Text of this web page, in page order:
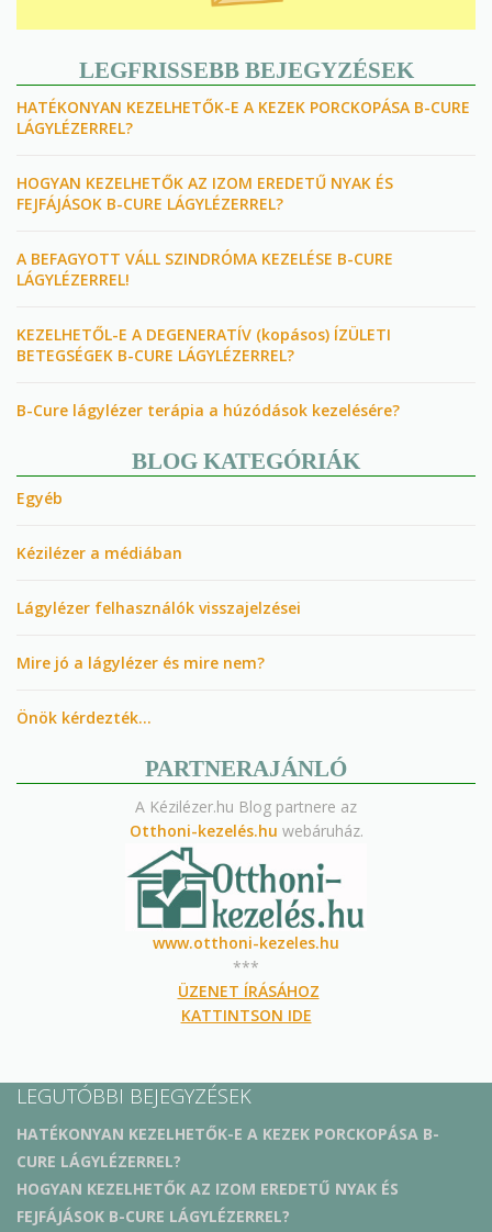
LEGFRISSEBB BEJEGYZÉSEK
HATÉKONYAN KEZELHETŐK-E A KEZEK PORCKOPÁSA B-CURE
LÁGYLÉZERREL?
HOGYAN KEZELHETŐK AZ IZOM EREDETŰ NYAK ÉS
FEJFÁJÁSOK B-CURE LÁGYLÉZERREL?
A BEFAGYOTT VÁLL SZINDRÓMA KEZELÉSE B-CURE
LÁGYLÉZERREL!
KEZELHETŐL-E A DEGENERATÍV (kopásos) ÍZÜLETI
BETEGSÉGEK B-CURE LÁGYLÉZERREL?
B-Cure lágylézer terápia a húzódások kezelésére?
BLOG KATEGÓRIÁK
Egyéb
Kézilézer a médiában
Lágylézer felhasználók visszajelzései
Mire jó a lágylézer és mire nem?
Önök kérdezték…
PARTNERAJÁNLÓ
A Kézilézer.hu Blog partnere az
Otthoni-kezelés.hu webáruház.
www.otthoni-kezeles.hu
***
ÜZENET ÍRÁSÁHOZ
KATTINTSON IDE
LEGUTÓBBI BEJEGYZÉSEK
HATÉKONYAN KEZELHETŐK-E A KEZEK PORCKOPÁSA B-
CURE LÁGYLÉZERREL?
HOGYAN KEZELHETŐK AZ IZOM EREDETŰ NYAK ÉS
FEJFÁJÁSOK B-CURE LÁGYLÉZERREL?